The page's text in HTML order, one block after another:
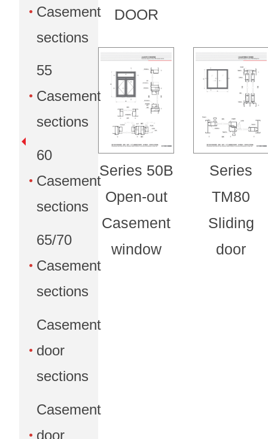
Casement
sections
55
Casement
sections
60
Casement
sections
65/70
Casement
sections
Casement
door
sections
Casement
door
DOOR
Series 50B
Open-out
Casement
window
Series
TM80
Sliding
door